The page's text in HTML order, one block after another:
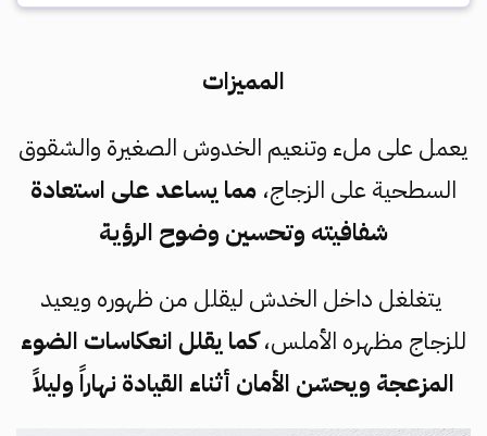
المميزات
يعمل على ملء وتنعيم الخدوش الصغيرة والشقوق
السطحية على الزجاج، مما يساعد على استعادة
شفافيته وتحسين وضوح الرؤية
يتغلغل داخل الخدش ليقلل من ظهوره ويعيد
للزجاج مظهره الأملس،كما يقلل انعكاسات الضوء
المزعجة ويحسّن الأمان أثناء القيادة نهاراً وليلاً